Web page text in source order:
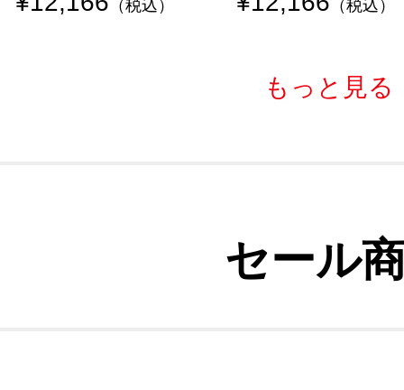
（税込） （税込）
もっと見る
セール